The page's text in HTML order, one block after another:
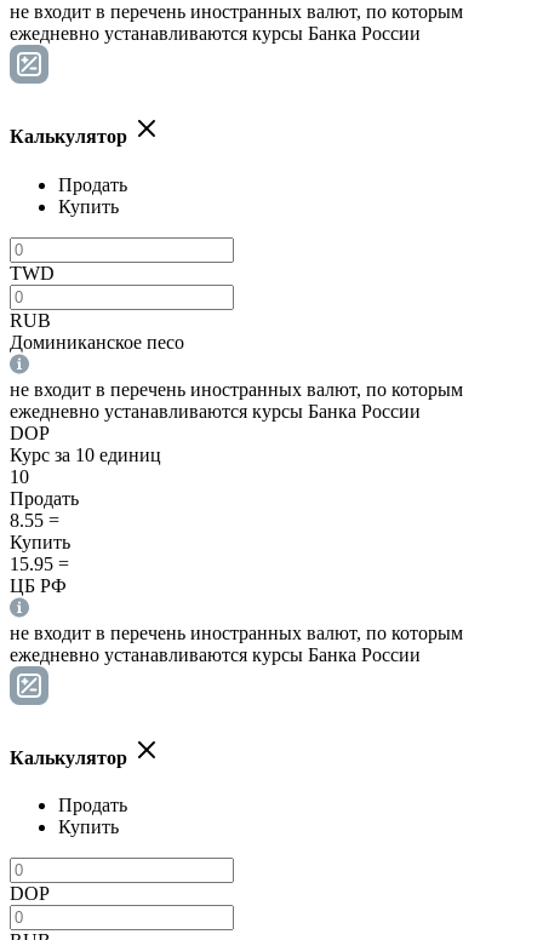
не входит в перечень иностранных валют, по которым
ежедневно устанавливаются курсы Банка России
Калькулятор
Продать
Купить
TWD
RUB
Доминиканское песо
не входит в перечень иностранных валют, по которым
ежедневно устанавливаются курсы Банка России
DOP
Курс за 10 единиц
10
Продать
8.55 =
Купить
15.95 =
ЦБ РФ
не входит в перечень иностранных валют, по которым
ежедневно устанавливаются курсы Банка России
Калькулятор
Продать
Купить
DOP